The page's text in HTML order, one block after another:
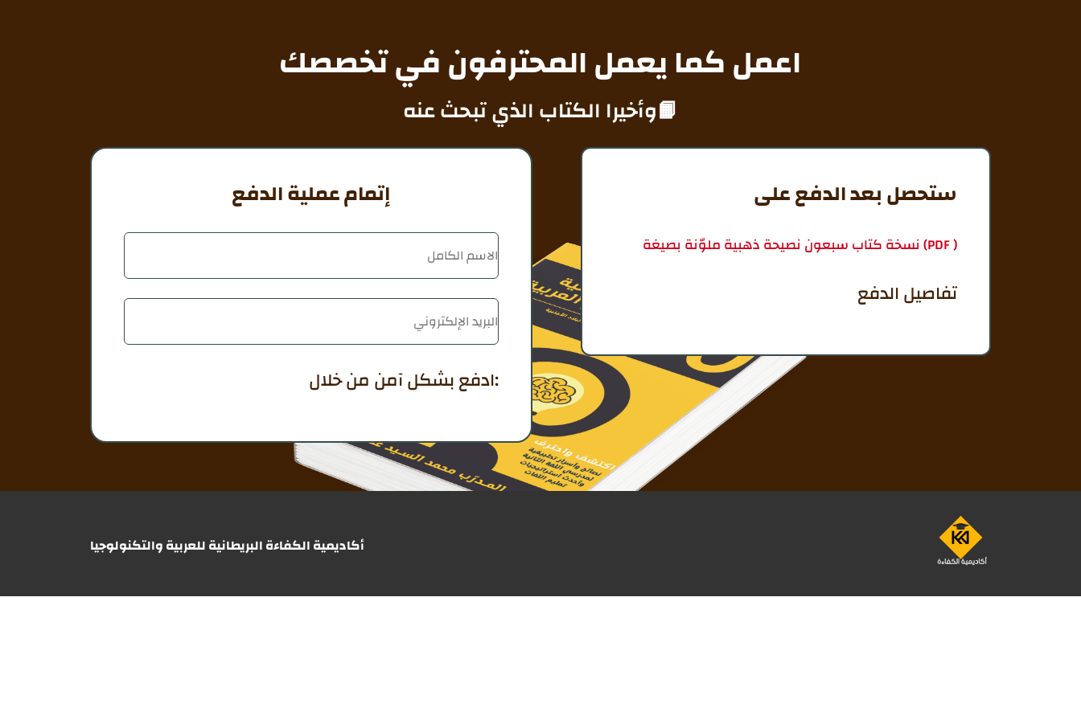
اعمل كما يعمل المحترفون في تخصصك
وأخيرا الكتاب الذي تبحث عنه📙
إتمام عملية الدفع
ادفع بشكل آمن من خلال:
ستحصل بعد الدفع على
نسخة كتاب سبعون نصيحة ذهبية ملوّنة بصيغة (PDF )
تفاصيل الدفع
أكاديمية الكفاءة البريطانية للعربية والتكنولوجيا